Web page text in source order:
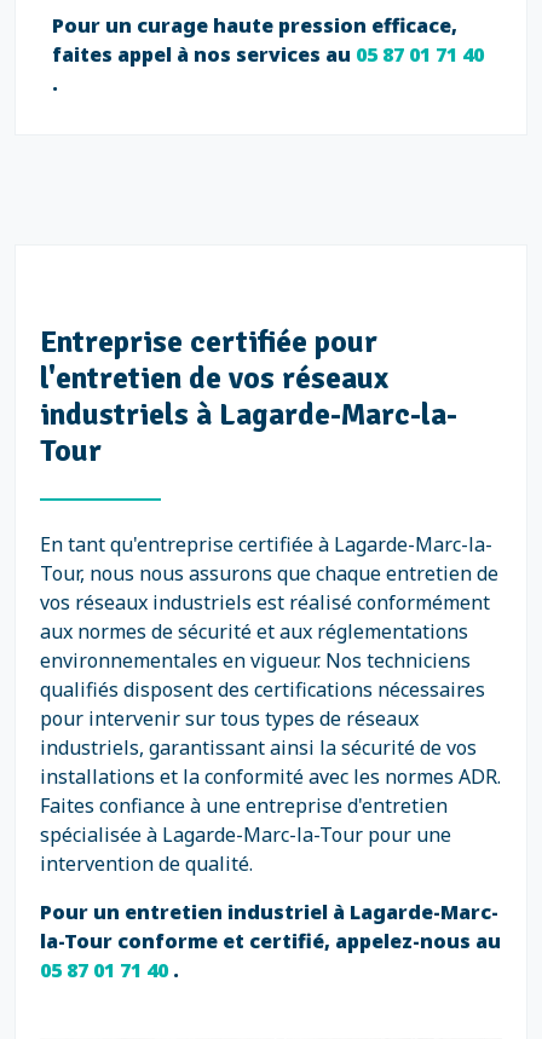
Pour un curage haute pression efficace,
faites appel à nos services au 05 87 01 71 40
.
Entreprise certifiée pour
l'entretien de vos réseaux
industriels à Lagarde-Marc-la-
Tour
En tant qu'entreprise certifiée à Lagarde-Marc-la-
Tour, nous nous assurons que chaque entretien de
vos réseaux industriels est réalisé conformément
aux normes de sécurité et aux réglementations
environnementales en vigueur. Nos techniciens
qualifiés disposent des certifications nécessaires
pour intervenir sur tous types de réseaux
industriels, garantissant ainsi la sécurité de vos
installations et la conformité avec les normes ADR.
Faites confiance à une entreprise d'entretien
spécialisée à Lagarde-Marc-la-Tour pour une
intervention de qualité.
Pour un entretien industriel à Lagarde-Marc-
la-Tour conforme et certifié, appelez-nous au
05 87 01 71 40.